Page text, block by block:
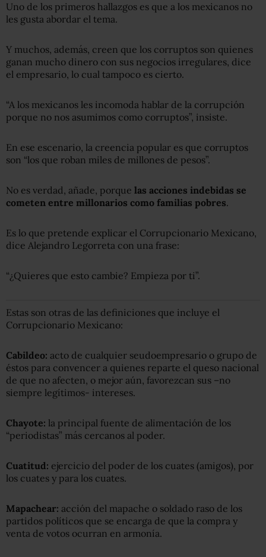
Uno de los primeros hallazgos es que a los mexicanos no
les gusta abordar el tema.
Y muchos, además, creen que los corruptos son quienes
ganan mucho dinero con sus negocios irregulares, dice
el empresario, lo cual tampoco es cierto.
“A los mexicanos les incomoda hablar de la corrupción
porque no nos asumimos como corruptos”, insiste.
En ese escenario, la creencia popular es que corruptos
son “los que roban miles de millones de pesos”.
No es verdad, añade, porque las acciones indebidas se
cometen entre millonarios como familias pobres.
Es lo que pretende explicar el Corrupcionario Mexicano,
dice Alejandro Legorreta con una frase:
“¿Quieres que esto cambie? Empieza por ti”.
Estas son otras de las definiciones que incluye el
Corrupcionario Mexicano:
Cabildeo: acto de cualquier seudoempresario o grupo de
éstos para convencer a quienes reparte el queso nacional
de que no afecten, o mejor aún, favorezcan sus –no
siempre legítimos- intereses.
Chayote: la principal fuente de alimentación de los
“periodistas” más cercanos al poder.
Cuatitud: ejercicio del poder de los cuates (amigos), por
los cuates y para los cuates.
Mapachear: acción del mapache o soldado raso de los
partidos políticos que se encarga de que la compra y
venta de votos ocurran en armonía.